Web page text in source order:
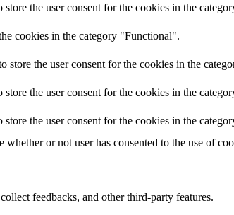
the user consent for the cookies in the
cookies in the category "Functional".
the user consent for the cookies in the
the user consent for the cookies in the
the user consent for the cookies in the
or not user has consented to the use of
feedbacks, and other third-party features.